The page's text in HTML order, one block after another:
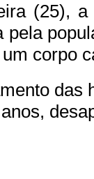
(25),
pela
corpo
das